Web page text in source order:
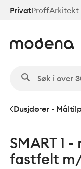
Hopp
PrivatProffArkitekt
Dusjdører -
SMART 1
fastfelt